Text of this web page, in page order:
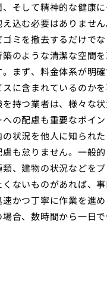
そして精神的な健康に
込む必要はありませ
ミを撤去するだけで
のような清潔な空間
まず、料金体系が明確
に含まれているのか
持つ業者は、様々な
の配慮も重要なポイン
状況を他人に知られ
も怠りません。一般
、建物の状況などを
ないものがあれば、
かつ丁寧に作業を進
合、数時間から一日